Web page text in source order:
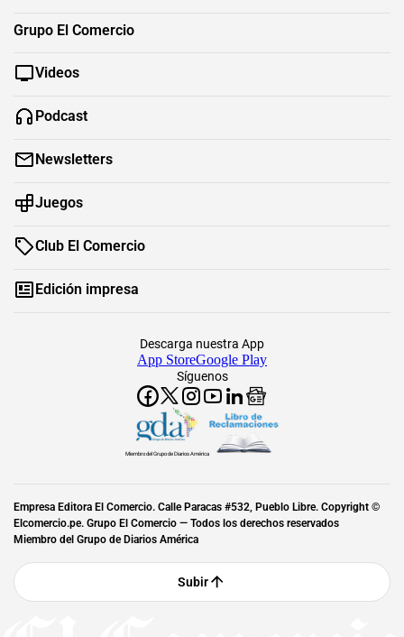
Grupo El Comercio
Videos
Podcast
Newsletters
Juegos
Club El Comercio
Edición impresa
Síguenos
Descarga nuestra App
App StoreGoogle Play
Miembro del Grupo de Diarios América
Empresa Editora El Comercio. Calle Paracas #532, Pueblo Libre. Copyright ©
Elcomercio.pe. Grupo El Comercio — Todos los derechos reservados
Miembro del Grupo de Diarios América
Subir